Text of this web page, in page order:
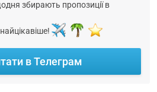
збирають пропозиції в
в Телеграм